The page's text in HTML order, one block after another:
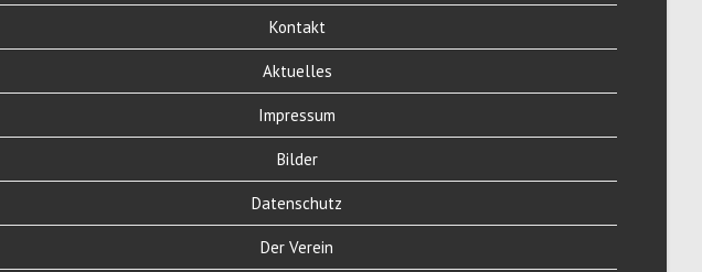
Kontakt
Aktuelles
Impressum
Bilder
Datenschutz
Der Verein